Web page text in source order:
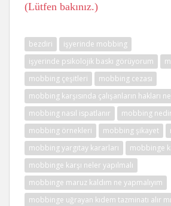
(Lütfen bakınız.)
bezdiri
işyerinde mobbing
işyerinde psikolojik baskı görüyorum
mobbing çeşitleri
mobbing cezası
mobbing karşısında çalışanların hakları
mobbing nasıl ispatlanır
mobbing nedir
mobbing örnekleri
mobbing şikayet
mobbing yargıtay kararları
mobbinge
mobbinge karşı neler yapılmalı
mobbinge maruz kaldım ne yapmalıyım
mobbinge uğrayan kıdem tazminatı alır mı